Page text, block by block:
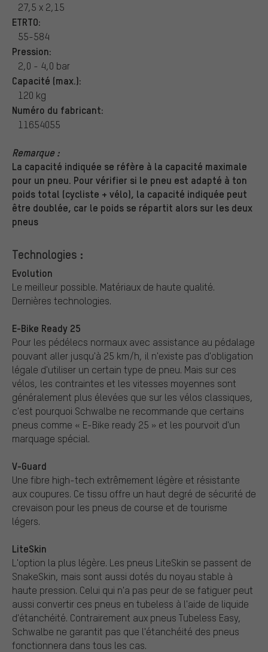
27,5 x 2,15
ETRTO:
55-584
Pression:
2,0 - 4,0 bar
Capacité (max.):
120 kg
Numéro du fabricant:
11654055
Remarque :
La capacité indiquée se réfère à la capacité maximale
pour un pneu. Pour vérifier si le pneu est adapté à ton
poids total (cycliste + vélo), la capacité indiquée peut
être doublée, car le poids se répartit alors sur les deux
pneus
Technologies :
Evolution
Le meilleur possible. Matériaux de haute qualité.
Dernières technologies.
E-Bike Ready 25
Pour les pédélecs normaux avec assistance au pédalage
pouvant aller jusqu'à 25 km/h, il n'existe pas d'obligation
légale d'utiliser un certain type de pneu. Mais sur ces
vélos, les contraintes et les vitesses moyennes sont
généralement plus élevées que sur les vélos classiques,
c'est pourquoi Schwalbe ne recommande que certains
pneus comme « E-Bike ready 25 » et les pourvoit d'un
marquage spécial.
V-Guard
Une fibre high-tech extrêmement légère et résistante
aux coupures. Ce tissu offre un haut degré de sécurité de
crevaison pour les pneus de course et de tourisme
légers.
LiteSkin
L'option la plus légère. Les pneus LiteSkin se passent de
SnakeSkin, mais sont aussi dotés du noyau stable à
haute pression. Celui qui n'a pas peur de se fatiguer peut
aussi convertir ces pneus en tubeless à l'aide de liquide
d'étanchéité. Contrairement aux pneus Tubeless Easy,
Schwalbe ne garantit pas que l'étanchéité des pneus
fonctionnera dans tous les cas.